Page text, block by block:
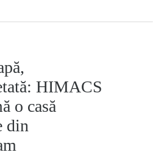
HIMACS
o casă
din